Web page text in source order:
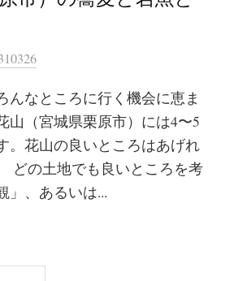
んなところに行く機会に恵ま
山（宮城県栗原市）には4〜5
。花山の良いところはあげれ
どの土地でも良いところを考
」、あるいは...